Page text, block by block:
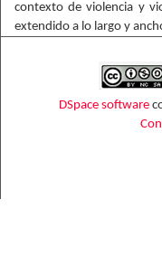
contexto de violencia y
extendido a lo largo y
DSpace software